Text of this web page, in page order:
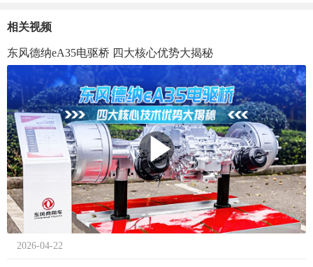
相关视频
东风德纳eA35电驱桥 四大核心优势大揭秘
2026-04-22